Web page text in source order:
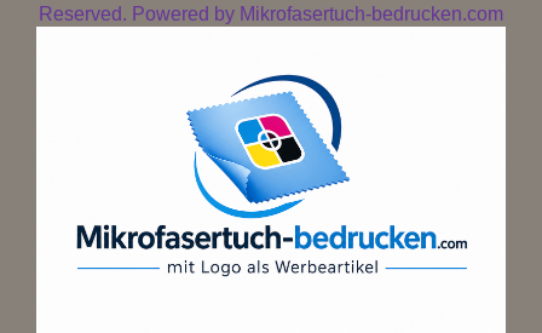
Reserved. Powered by Mikrofasertuch-bedrucken.com